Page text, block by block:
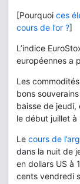
[Pourquoi ces
cours de l’or ?]
L’indice
européennes a
Les
bons
baisse de jeudi,
le début juillet à
Le cours de
dans la nuit de
en dollars US à
cents vendredi